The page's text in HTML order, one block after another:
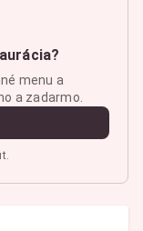
menu a
a zadarmo.